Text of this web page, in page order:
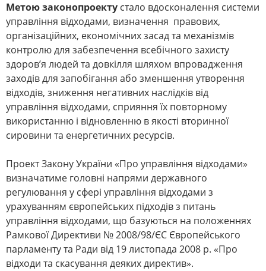
Метою законопроекту стало вдосконалення системи
управління відходами, визначення правових,
організаційних, економічних засад та механізмів
контролю для забезпечення всебічного захисту
здоров’я людей та довкілля шляхом впровадження
заходів для запобігання або зменшення утворення
відходів, зниження негативних наслідків від
управління відходами, сприяння їх повторному
використанню і відновленню в якості вторинної
сировини та енергетичних ресурсів.
Проект Закону України «Про управління відходами»
визначатиме головні напрями державного
регулювання у сфері управління відходами з
урахуванням європейських підходів з питань
управління відходами, що базуються на положеннях
Рамкової Директиви № 2008/98/ЄС Європейського
парламенту та Ради від 19 листопада 2008 р. «Про
відходи та скасування деяких директив».